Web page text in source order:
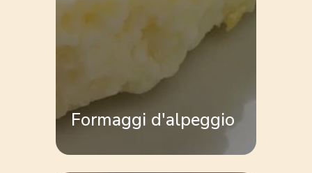
Formaggi d'alpeggio